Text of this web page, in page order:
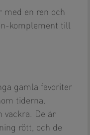
med en ren och
komplement till
gamla favoriter
tiderna.
vackra. De är
rött, och de